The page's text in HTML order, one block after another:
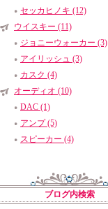
セッカヒノキ (12)
ウイスキー (11)
ジョニーウォーカー (3)
アイリッシュ (3)
カスク (4)
オーディオ (10)
DAC (1)
アンプ (5)
スピーカー (4)
ブログ内検索